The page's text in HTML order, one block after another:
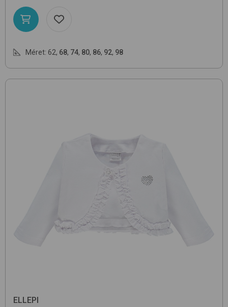
Méret: 62, 68, 74, 80, 86, 92, 98
ELLEPI